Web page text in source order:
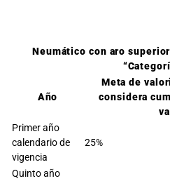
Neumático con aro
Año
Meta de
considera
Primer año
calendario de
vigencia
25%
Quinto año